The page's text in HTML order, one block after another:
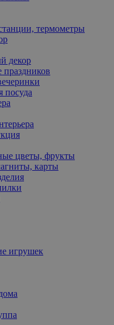
термометры
декор
посуда
цветы, фрукты
карты
игрушек